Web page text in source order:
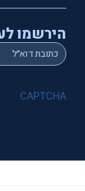
הירשמו
Email
*
CAPTCHA